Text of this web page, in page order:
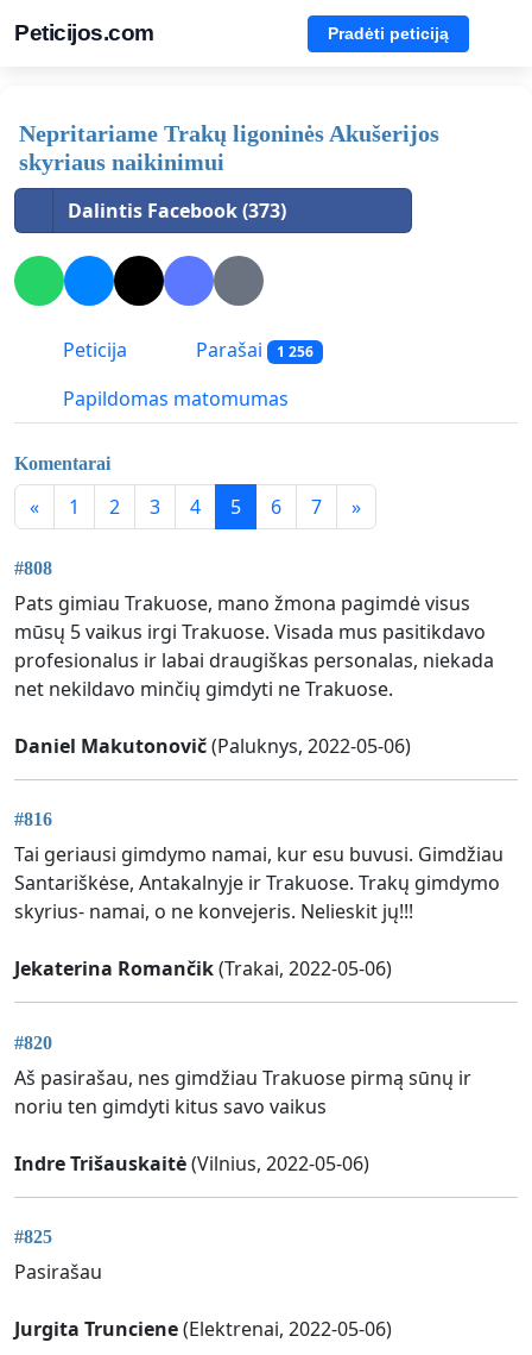
Peticijos.com Pradėti peticiją
Nepritariame Trakų ligoninės Akušerijos
skyriaus naikinimui
Dalintis Facebook (373)
Peticija Parašai 1 256
Papildomas matomumas
Komentarai
« 1 2 3 4 5 6 7 »
#808
Pats gimiau Trakuose, mano žmona pagimdė visus
mūsų 5 vaikus irgi Trakuose. Visada mus pasitikdavo
profesionalus ir labai draugiškas personalas, niekada
net nekildavo minčių gimdyti ne Trakuose.
Daniel Makutonovič(Paluknys, 2022-05-06)
#816
Tai geriausi gimdymo namai, kur esu buvusi. Gimdžiau
Santariškėse, Antakalnyje ir Trakuose. Trakų gimdymo
skyrius- namai, o ne konvejeris. Nelieskit jų!!!
Jekaterina Romančik(Trakai, 2022-05-06)
#820
Aš pasirašau, nes gimdžiau Trakuose pirmą sūnų ir
noriu ten gimdyti kitus savo vaikus
Indre Trišauskaitė(Vilnius, 2022-05-06)
#825
Pasirašau
Jurgita Trunciene(Elektrenai, 2022-05-06)